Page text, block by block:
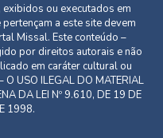
ou executados em
a este site devem
Missal. Este conteúdo –
por direitos autorais e não
em caráter cultural ou
USO ILEGAL DO MATERIAL
DA LEI Nº 9.610, DE 19 DE
1998.